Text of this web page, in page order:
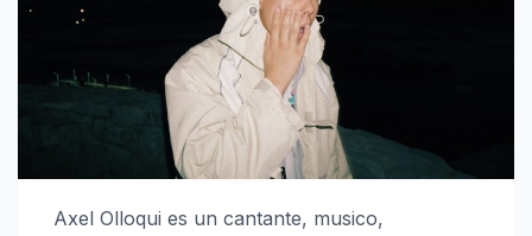
Axel Olloqui es un cantante, musico,